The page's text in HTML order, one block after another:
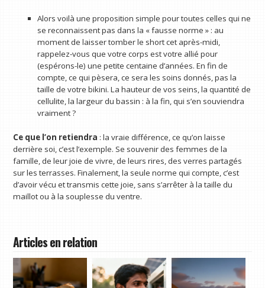
Alors voilà une proposition simple pour toutes celles qui ne
se reconnaissent pas dans la « fausse norme » : au
moment de laisser tomber le short cet après-midi,
rappelez-vous que votre corps est votre allié pour
(espérons-le) une petite centaine d’années. En fin de
compte, ce qui pèsera, ce sera les soins donnés, pas la
taille de votre bikini. La hauteur de vos seins, la quantité de
cellulite, la largeur du bassin : à la fin, qui s’en souviendra
vraiment ?
Ce que l’on retiendra : la vraie différence, ce qu’on laisse
derrière soi, c’est l’exemple. Se souvenir des femmes de la
famille, de leur joie de vivre, de leurs rires, des verres partagés
sur les terrasses. Finalement, la seule norme qui compte, c’est
d’avoir vécu et transmis cette joie, sans s’arrêter à la taille du
maillot ou à la souplesse du ventre.
Articles en relation